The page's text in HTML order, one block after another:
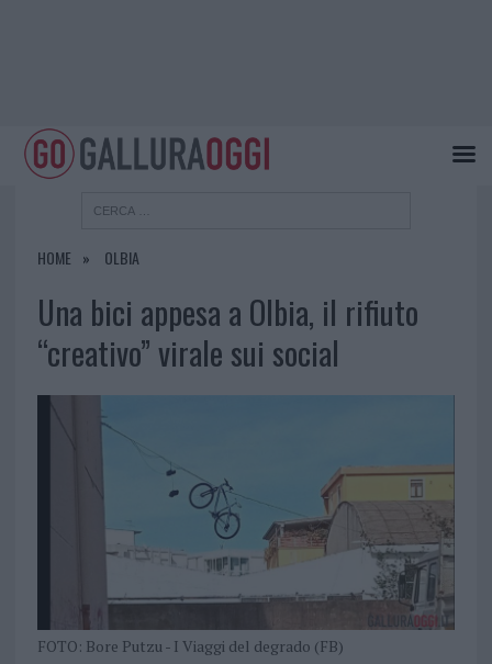
HOME OLBIA
Una bici appesa a Olbia, il rifiuto
“creativo” virale sui social
FOTO: Bore Putzu - I Viaggi del degrado (FB)